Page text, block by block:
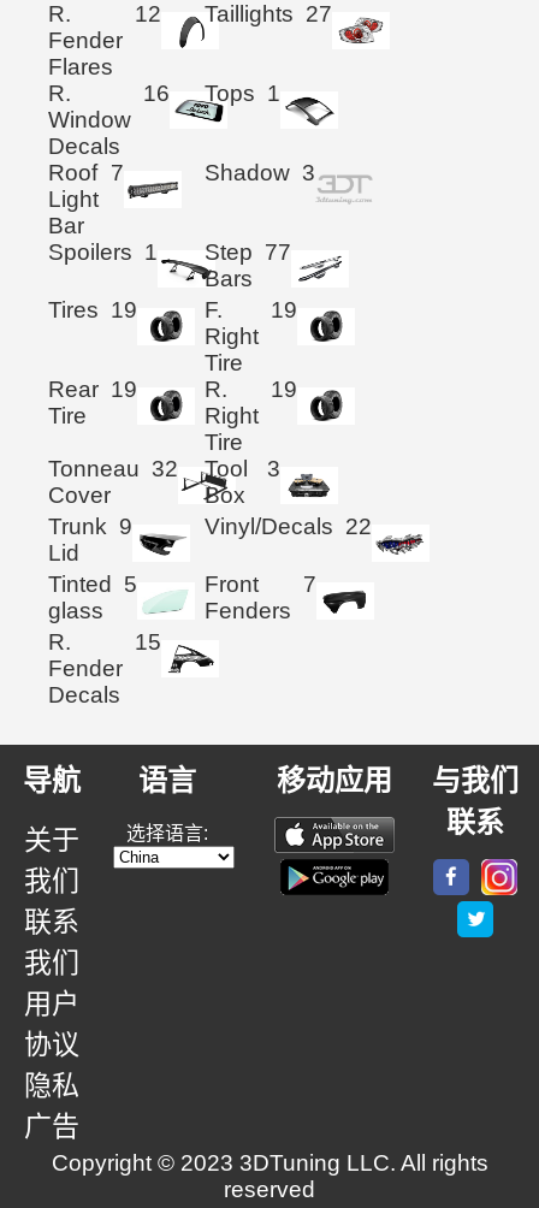
R.
Fender
Flares
12 Taillights 27
R.
Window
Decals
16 Tops 1
Roof
Light
Bar
7 Shadow 3
Spoilers 1
Step
Bars
77
Tires 19
F.
Right
Tire
19
Rear
Tire
19
R.
Right
Tire
19
Tonneau
Cover
32
Tool
Box
3
Trunk
Lid
9 Vinyl/Decals 22
Tinted
glass
5
Front
Fenders
7
R.
Fender
Decals
15
导航
关于
我们
联系
我们
用户
协议
隐私
广告
语言
选择语言:
移动应用
与我们
联系
Copyright © 2023 3DTuning LLC. All rights
reserved